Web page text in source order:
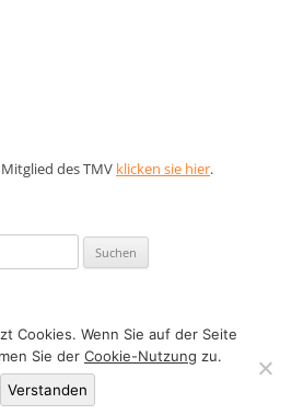
des TMV klicken sie hier.
präsentiert von WordPress
Cookies. Wenn Sie auf der Seite
Sie der Cookie-Nutzung zu.
Verstanden